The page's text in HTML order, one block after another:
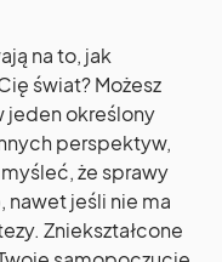
na to, jak
świat? Możesz
jeden określony
perspektyw,
że sprawy
jeśli nie ma
Zniekształcone